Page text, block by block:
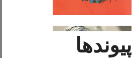
پیوندها